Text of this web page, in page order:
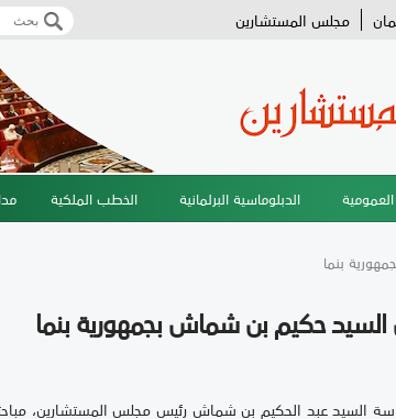
‏بحث ‏ مجلس المستشارين
الدبلوماسية البرلمانية الخطب الملكية
بنما
حكيم بن شماش بجمهورية بنما
السيد عبد الحكيم بن شماش رئيس مجلس المستشارين،